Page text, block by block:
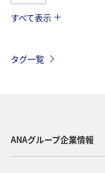
プラチナサービス
保安検査 車
すべて表示
タグ一覧
ANAグループ企業情報